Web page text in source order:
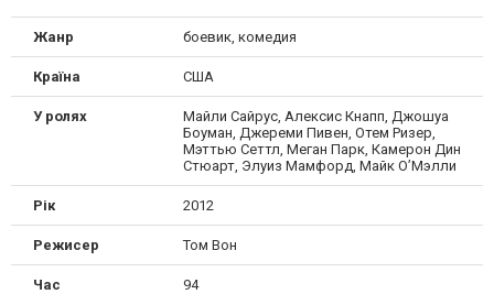
Жанр боевик, комедия
Країна США
У ролях
Майли Сайрус, Алексис Кнапп, Джошуа
Боуман, Джереми Пивен, Отем Ризер,
Мэттью Сеттл, Меган Парк, Камерон Дин
Стюарт, Элуиз Мамфорд, Майк О’Мэлли
Рік 2012
Режисер Том Вон
Час 94